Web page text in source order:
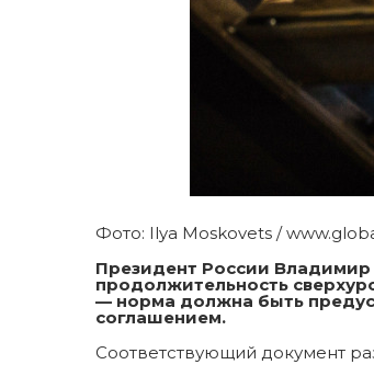
Фото: Ilya Moskovets /
Президент России
продолжительность
— норма должна быть
соглашением.
Соответствующий документ